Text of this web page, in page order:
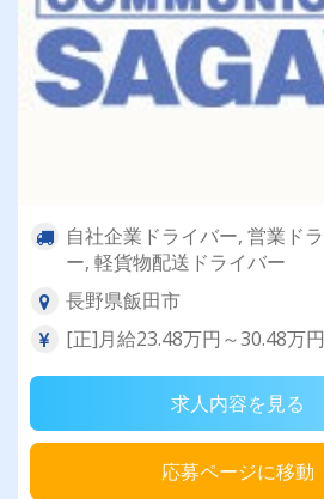
自社企業ドライバー, 営業ド
ー, 軽貨物配送ドライバー
長野県飯田市
[正]月給23.48万円～30.48万円
求人内容を見る
応募ページに移動